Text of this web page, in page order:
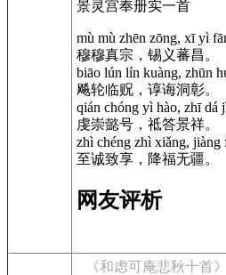
景灵宫奉册实一首
mù mù zhēn zōng, xī yì
穆穆真宗，锡义蕃昌。
biāo lún lín kuàng, zhūn
飚轮临贶，谆诲洞彰。
qián chóng yì hào, zhī dá
虔崇懿号，祗答景祥。
zhì chéng zhì xiǎng, jiàng
至诚致享，降福无疆。
网友评析
《和虑可庵悲秋十首